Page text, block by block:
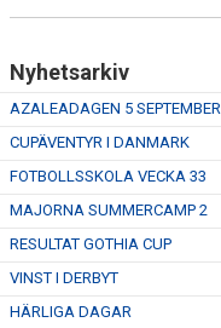
SPONSRING
DOKUMENT
Nyhetsarkiv
AZALEADAGEN 5 SEPTEMBER
CUPÄVENTYR I DANMARK
FOTBOLLSSKOLA VECKA 33
MAJORNA SUMMERCAMP 2
RESULTAT GOTHIA CUP
VINST I DERBYT
HÄRLIGA DAGAR